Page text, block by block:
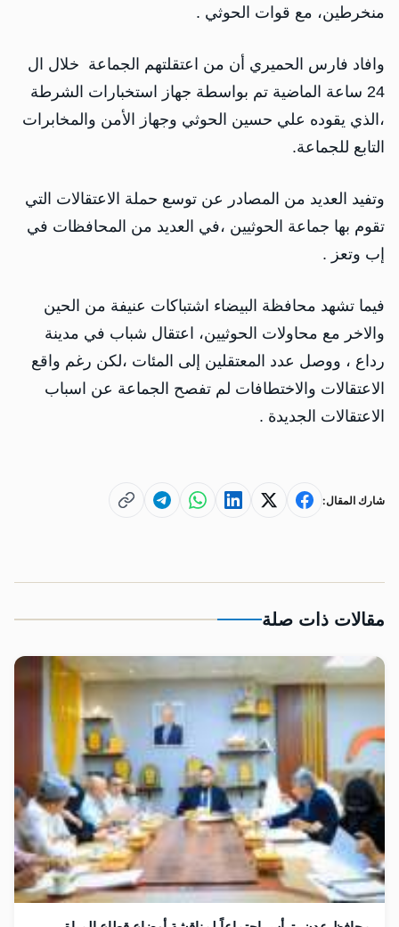
منخرطين، مع قوات الحوثي .
وافاد فارس الحميري أن من اعتقلتهم الجماعة خلال ال
24 ساعة الماضية تم بواسطة جهاز استخبارات الشرطة
،الذي يقوده علي حسين الحوثي وجهاز الأمن والمخابرات
التابع للجماعة.
وتفيد العديد من المصادر عن توسع حملة الاعتقالات التي
تقوم بها جماعة الحوثيين ،في العديد من المحافظات في
إب وتعز .
فيما تشهد محافظة البيضاء اشتباكات عنيفة من الحين
والاخر مع محاولات الحوثيين، اعتقال شباب في مدينة
رداع ، ووصل عدد المعتقلين إلى المئات ،لكن رغم واقع
الاعتقالات والاختطافات لم تفصح الجماعة عن اسباب
الاعتقالات الجديدة .
شارك المقال:
مقالات ذات صلة